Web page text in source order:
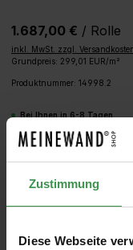
Zustimmung
Diese Webseite
1.687,00 € / Rolle
inkl. MwSt. zzgl.
Grundpreis: 299,01 EUR/m²
Produktnummer: 14998.2
Bei Ihnen in 6-8 Tagen
Produkt